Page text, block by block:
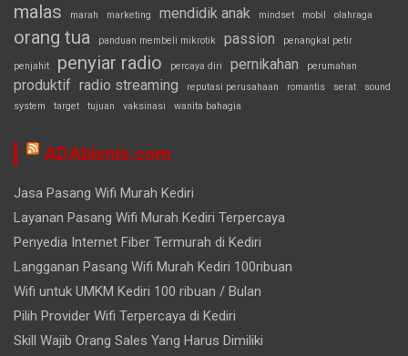
malas marah marketing mendidik anak mindset mobil olahraga
orang tua panduan membeli mikrotik passion penangkal petir
penjahit penyiar radio percaya diri pernikahan perumahan
produktif radio streaming reputasi perusahaan romantis serat
sound
system
target tujuan vaksinasi wanita bahagia
ADAbisnis.com
Jasa Pasang Wifi Murah Kediri
Layanan Pasang Wifi Murah Kediri Terpercaya
Penyedia Internet Fiber Termurah di Kediri
Langganan Pasang Wifi Murah Kediri 100ribuan
Wifi untuk UMKM Kediri 100 ribuan / Bulan
Pilih Provider Wifi Terpercaya di Kediri
Skill Wajib Orang Sales Yang Harus Dimiliki